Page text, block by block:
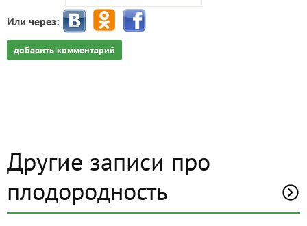
Или через:
добавить комментарий
Другие записи про
плодородность